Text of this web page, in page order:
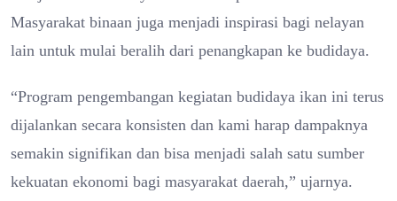
Masyarakat binaan juga menjadi inspirasi bagi nelayan
lain untuk mulai beralih dari penangkapan ke budidaya.
“Program pengembangan kegiatan budidaya ikan ini terus
dijalankan secara konsisten dan kami harap dampaknya
semakin signifikan dan bisa menjadi salah satu sumber
kekuatan ekonomi bagi masyarakat daerah,” ujarnya.